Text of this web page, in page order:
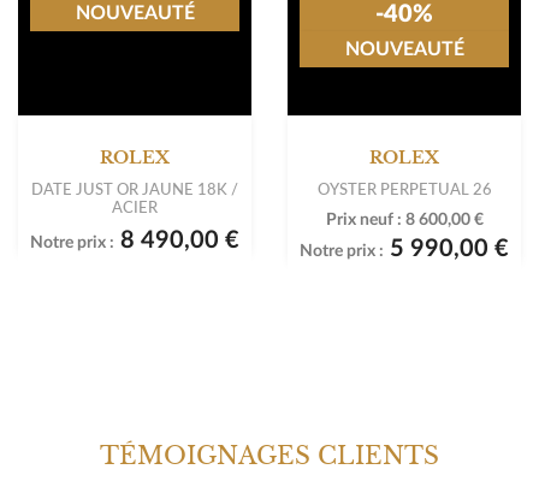
ROLEX
DATE JUST OR JAUNE 18K /
ACIER
Notre prix : 8 490,00 €
NOUVEAUTÉ
ROLEX
OYSTER PERPETUAL 26
Prix neuf : 8 600,00 €
Notre prix : 5 990,00 €
-40%
NOUVEAUTÉ
TÉMOIGNAGES CLIENTS